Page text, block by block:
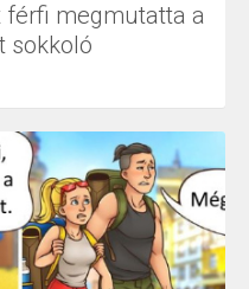
férfi megmutatta a
sokkoló